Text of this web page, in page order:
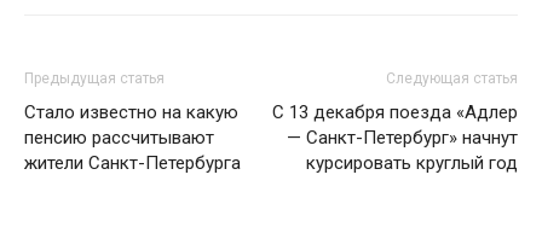
Предыдущая статья
Стало известно на какую
пенсию рассчитывают
жители Санкт-Петербурга
Следующая статья
С 13 декабря поезда «Адлер
— Санкт-Петербург» начнут
курсировать круглый год